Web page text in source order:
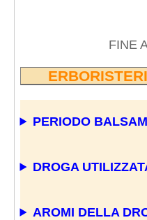
FINE
PERIODO
DROGA
AROMI DELLA